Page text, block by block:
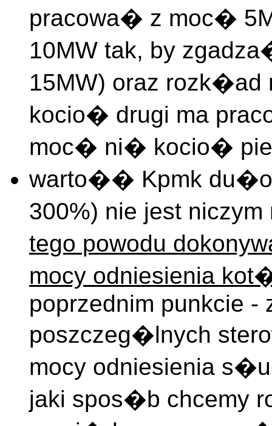
pracowa� z moc�
10MW tak, by
15MW) oraz
kocio� drugi ma
moc� ni� kocio�
warto�� Kpmk
300%) nie jest
tego powodu
mocy odniesienia
poprzednim punkcie -
poszczeg�lnych
mocy odniesienia
jaki spos�b